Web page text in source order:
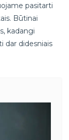
pasitarti
Būtinai
kadangi
dar didesniais